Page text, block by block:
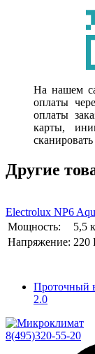
На нашем
оплаты
оплаты
карты,
Другие
Electrolux NP6
Мощность:
5,5
Напряжение: 220
Проточный
2.0
8(495)320-55-20